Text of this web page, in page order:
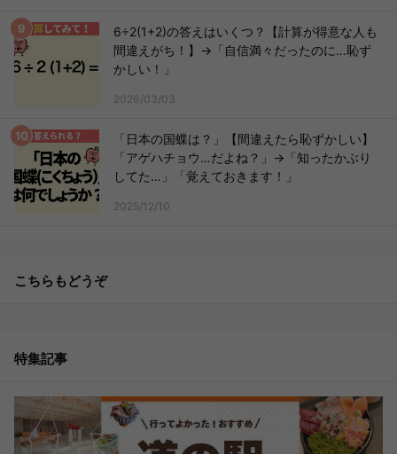
6÷2(1+2)の答えはいくつ？【計算が得意な人も
間違えがち！】→「自信満々だったのに…恥ず
かしい！」
2026/03/03
「日本の国蝶は？」【間違えたら恥ずかしい】
「アゲハチョウ…だよね？」→「知ったかぶり
してた…」「覚えておきます！」
2025/12/10
こちらもどうぞ
特集記事